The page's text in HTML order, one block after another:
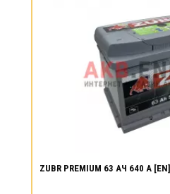
ZUBR PREMIUM 63 АЧ 640 А